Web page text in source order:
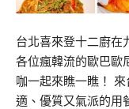
台北喜來登十二廚在
各位瘋韓流的歐巴歐
咖一起來瞧一瞧！
適、優質又氣派的用